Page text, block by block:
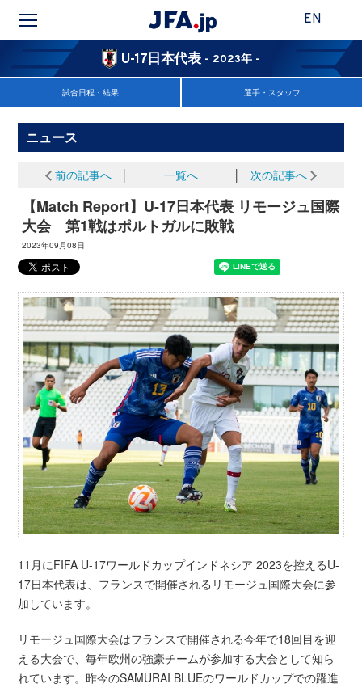
EN
U-17日本代表 - 2023年 -
試合日程・結果 選手・スタッフ
ニュース
前の記事へ 一覧へ 次の記事へ
【Match Report】U-17日本代表 リモージュ国際
大会 第1戦はポルトガルに敗戦
2023年09月08日
11月にFIFA U-17ワールドカップインドネシア 2023を控えるU-
17日本代表は、フランスで開催されるリモージュ国際大会に参
加しています。
リモージュ国際大会はフランスで開催される今年で18回目を迎
える大会で、毎年欧州の強豪チームが参加する大会として知ら
れています。昨今のSAMURAI BLUEのワールドカップでの躍進